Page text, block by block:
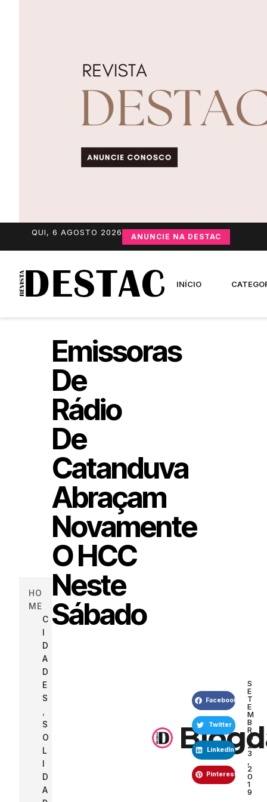
QUI, 6 AGOSTO 2026 ANUNCIE NA DESTAC
INÍCIO
HO
ME
C
I
D
A
D
E
S
S
O
L
I
D
A
Emissoras
De
Rádio
De
Catanduva
Abraçam
Novamente
O HCC
Neste
Sábado
Facebook
Twitter
LinkedIn
Pinterest
S
E
T
E
M
B
R
O
2
3
2
0
1
9